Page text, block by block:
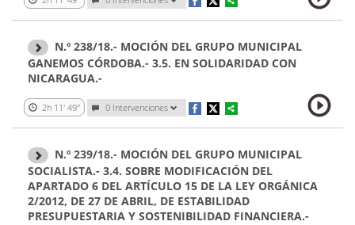
N.º 238/18.- MOCIÓN DEL GRUPO MUNICIPAL
GANEMOS CÓRDOBA.- 3.5. EN SOLIDARIDAD CON
NICARAGUA.-
2h 11' 49'' 0 Intervenciones
N.º 239/18.- MOCIÓN DEL GRUPO MUNICIPAL
SOCIALISTA.- 3.4. SOBRE MODIFICACIÓN DEL
APARTADO 6 DEL ARTÍCULO 15 DE LA LEY ORGÁNICA
2/2012, DE 27 DE ABRIL, DE ESTABILIDAD
PRESUPUESTARIA Y SOSTENIBILIDAD FINANCIERA.-